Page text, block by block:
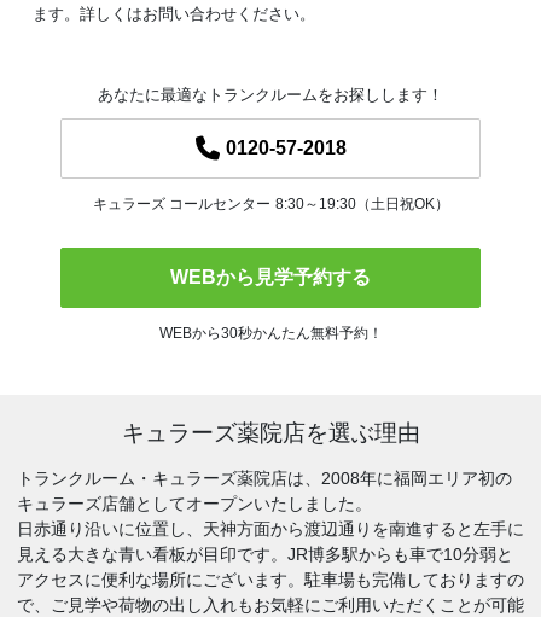
ます。詳しくはお問い合わせください。
あなたに最適なトランクルームをお探しします！
0120-57-2018
キュラーズ コールセンター 8:30～19:30（土日祝OK）
WEBから見学予約する
WEBから30秒かんたん無料予約！
キュラーズ薬院店を選ぶ理由
トランクルーム・キュラーズ薬院店は、2008年に福岡エリア初の
キュラーズ店舗としてオープンいたしました。
日赤通り沿いに位置し、天神方面から渡辺通りを南進すると左手に
見える大きな青い看板が目印です。JR博多駅からも車で10分弱と
アクセスに便利な場所にございます。駐車場も完備しておりますの
で、ご見学や荷物の出し入れもお気軽にご利用いただくことが可能